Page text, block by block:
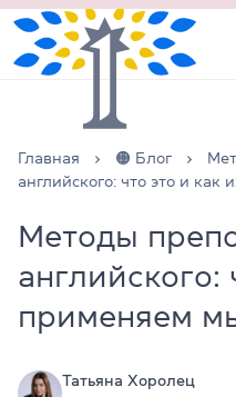
Главная 🟠 Блог
английского: что это и
Методы
английского:
применяем
Татьяна Хоролец